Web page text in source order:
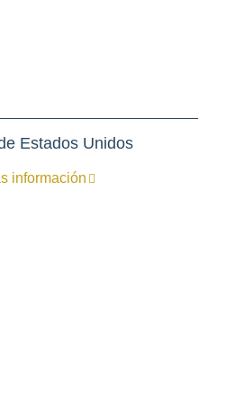
Estados Unidos
información